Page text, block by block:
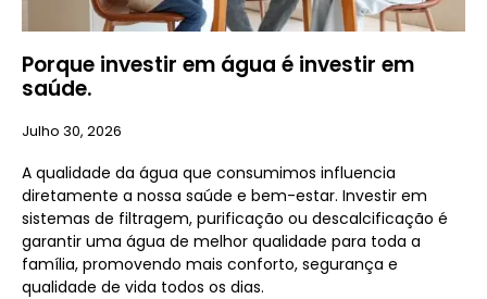
Porque investir em água é investir em
saúde.
Julho 30, 2026
A qualidade da água que consumimos influencia
diretamente a nossa saúde e bem-estar. Investir em
sistemas de filtragem, purificação ou descalcificação é
garantir uma água de melhor qualidade para toda a
família, promovendo mais conforto, segurança e
qualidade de vida todos os dias.